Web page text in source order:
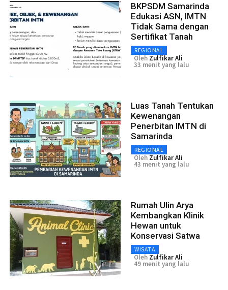
BKPSDM Samarinda
Edukasi ASN, IMTN
Tidak Sama dengan
Sertifikat Tanah
REGIONAL
Oleh Zulfikar Ali
33 menit yang lalu
Luas Tanah Tentukan
Kewenangan
Penerbitan IMTN di
Samarinda
REGIONAL
Oleh Zulfikar Ali
43 menit yang lalu
Rumah Ulin Arya
Kembangkan Klinik
Hewan untuk
Konservasi Satwa
WISATA
Oleh Zulfikar Ali
49 menit yang lalu